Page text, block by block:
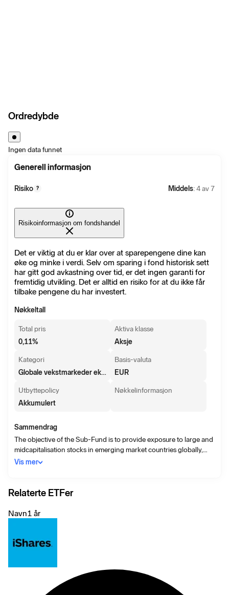
Ordredybde
Ingen data funnet
Generell informasjon
Risiko ? Middels: 4 av 7
Risikoinformasjon om fondshandel
Det er viktig at du er klar over at sparepengene dine kan
øke og minke i verdi. Selv om sparing i fond historisk sett
har gitt god avkastning over tid, er det ingen garanti for
fremtidig utvikling. Det er alltid en risiko for at du ikke får
tilbake pengene du har investert.
Nøkkeltall
Total pris
0,11%
Aktiva klasse
Aksje
Kategori
Globale vekstmarkeder eks. Kina
Basis-valuta
EUR
Utbyttepolicy
Akkumulert
Nøkkelinformasjon
Sammendrag
The objective of the Sub-Fund is to provide exposure to large and
midcapitalisation stocks in emerging market countries globally,
excluding China.
Vis mer
Relaterte ETFer
Navn1 år